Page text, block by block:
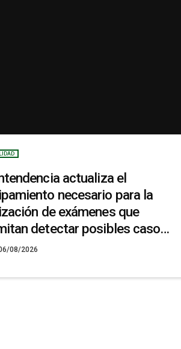
actualiza el
necesario para la
de exámenes que
detectar posibles casos
hidatídico hepático en la
08/2026